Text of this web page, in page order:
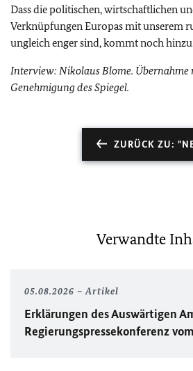
Dass die politischen, wirtschaftlichen
Verknüpfungen Europas mit unserem
ungleich enger sind, kommt noch
Interview: Nikolaus Blome.
Genehmigung des Spiegel.
ZURÜCK ZU:
Verwandte
05.08.2026 Artikel
Erklärungen des Auswärtigen
Regierungspressekonferenz